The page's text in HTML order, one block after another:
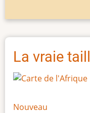
La vraie
Nouveau